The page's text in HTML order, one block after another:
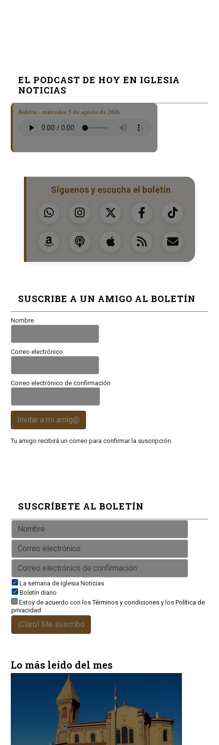
EL PODCAST DE HOY EN IGLESIA
NOTICIAS
Boletín · miércoles 5 de agosto de 2026
Síguenos y escucha el boletín
SUSCRIBE A UN AMIGO AL BOLETÍN
Nombre
Correo electrónico
Correo electrónico de confirmación
Invitar a mi amig@
Tu amigo recibirá un correo para confirmar la suscripción.
SUSCRÍBETE AL BOLETÍN
La semana de Iglesia Noticias
Boletín diario
Estoy de acuerdo con losTérminos y condicionesy los Política de
privacidad
¡Claro! Me suscribo
Lo más leído del mes